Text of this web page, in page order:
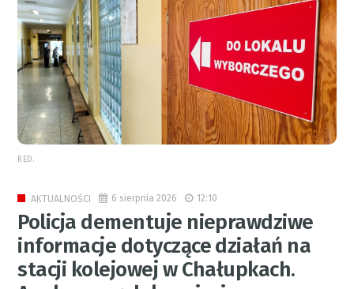
RED.
AKTUALNOŚCI 6 sierpnia 2026 12:10
Policja dementuje nieprawdziwe
informacje dotyczące działań na
stacji kolejowej w Chałupkach.